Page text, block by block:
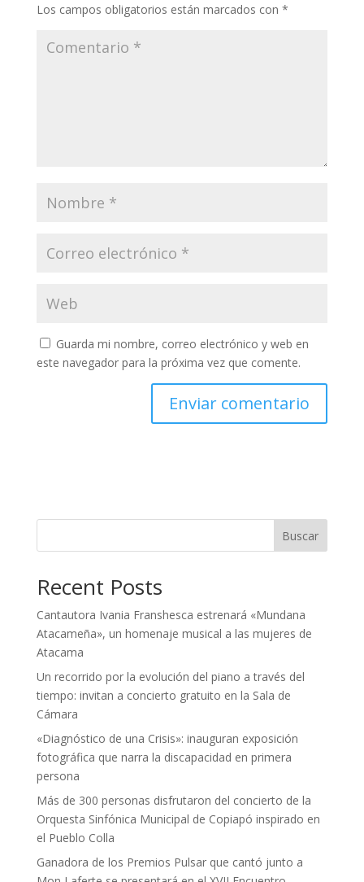
Los campos obligatorios están marcados con *
Guarda mi nombre, correo electrónico y web en
este navegador para la próxima vez que comente.
Buscar
Recent Posts
Cantautora Ivania Franshesca estrenará «Mundana
Atacameña», un homenaje musical a las mujeres de
Atacama
Un recorrido por la evolución del piano a través del
tiempo: invitan a concierto gratuito en la Sala de
Cámara
«Diagnóstico de una Crisis»: inauguran exposición
fotográfica que narra la discapacidad en primera
persona
Más de 300 personas disfrutaron del concierto de la
Orquesta Sinfónica Municipal de Copiapó inspirado en
el Pueblo Colla
Ganadora de los Premios Pulsar que cantó junto a